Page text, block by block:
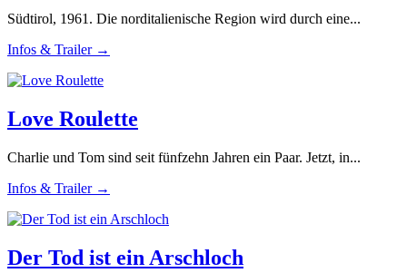
Südtirol, 1961. Die norditalienische Region wird durch eine...
Infos & Trailer →
Love Roulette
Charlie und Tom sind seit fünfzehn Jahren ein Paar. Jetzt, in...
Infos & Trailer →
Der Tod ist ein Arschloch